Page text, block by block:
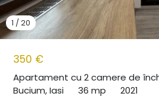
350 €
Apartament cu 2 camere de
Bucium, Iasi
36 mp 2021
1 / 20